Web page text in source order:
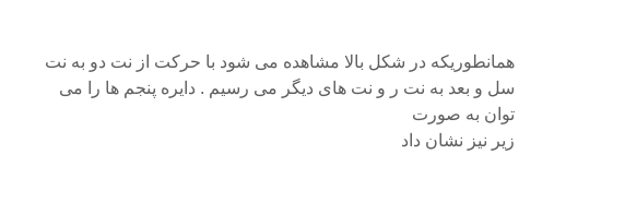
همانطوریکه در شکل بالا مشاهده می شود با حرکت از نت دو به نت
سل و بعد به نت ر و نت های دیگر می رسیم . دایره پنجم ها را می
توان به صورت
زیر نیز نشان داد